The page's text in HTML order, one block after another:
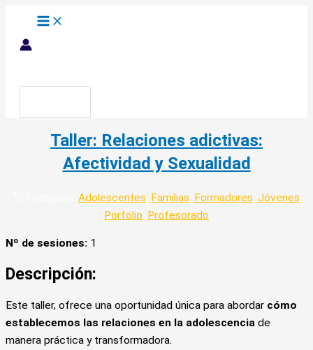
contenido
Taller: Relaciones adictivas:
Afectividad y Sexualidad
Adolescentes Familias Formadores Jóvenes
Porfolio Profesorado
Nº de sesiones: 1
Descripción:
Este taller, ofrece una oportunidad única para abordar cómo
establecemos las relaciones en la adolescencia de
manera práctica y transformadora.